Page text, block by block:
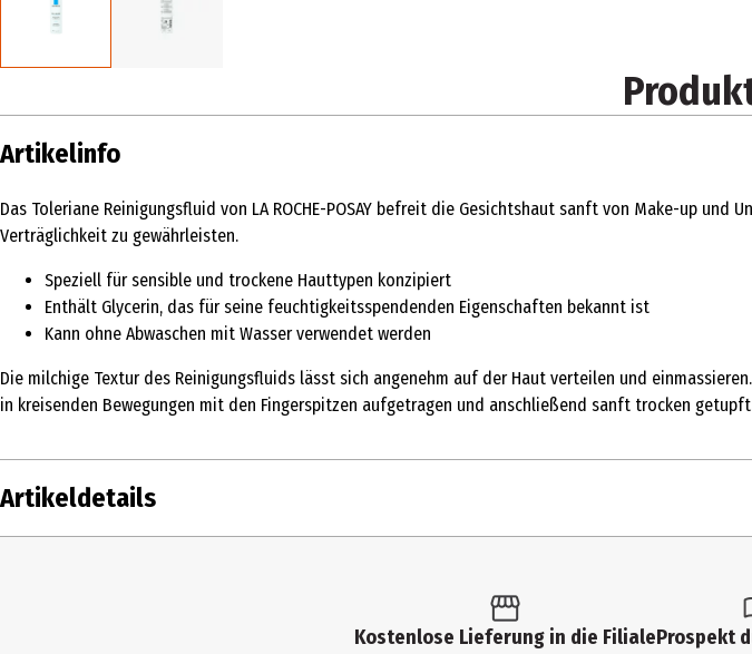
Artikelinfo
Das Toleriane Reinigungsfluid von LA ROCHE-POSAY befreit die Gesichtshaut sanft von Make-up
Verträglichkeit zu gewährleisten.
Speziell für sensible und trockene Hauttypen konzipiert
Enthält Glycerin, das für seine feuchtigkeitsspendenden Eigenschaften bekannt ist
Kann ohne Abwaschen mit Wasser verwendet werden
Die milchige Textur des Reinigungsfluids lässt sich angenehm auf der Haut verteilen und
in kreisenden Bewegungen mit den Fingerspitzen aufgetragen und anschließend sanft trocken
Artikeldetails
Kostenlose Lieferung in die FilialeProspekt